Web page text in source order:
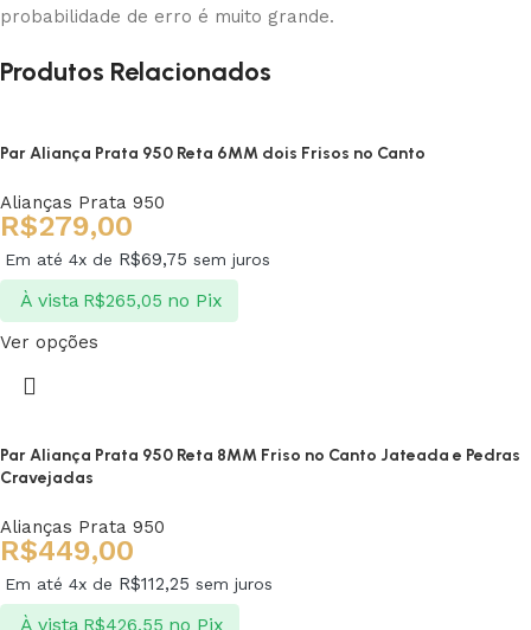
probabilidade de erro é muito grande.
Produtos Relacionados
Par Aliança Prata 950 Reta 6MM dois Frisos no Canto
Alianças Prata 950
R$279,00
Em até 4x de R$69,75 sem juros
À vista R$265,05 no Pix
Ver opções
Par Aliança Prata 950 Reta 8MM Friso no Canto Jateada e Pedras
Cravejadas
Alianças Prata 950
R$449,00
Em até 4x de R$112,25 sem juros
À vista R$426,55 no Pix